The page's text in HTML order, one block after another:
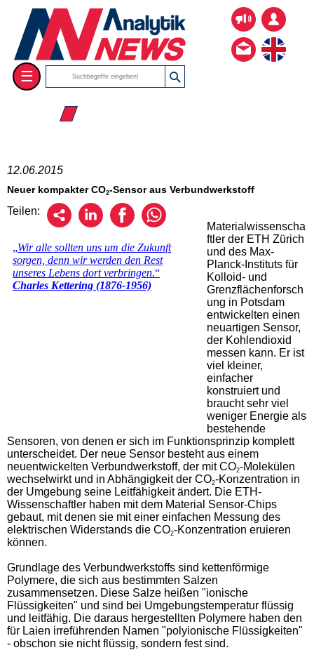
☰
☰ 2015
12.06.2015
Neuer kompakter CO2-Sensor aus Verbundwerkstoff
Teilen:
Materialwissenscha
ftler der ETH Zürich
und des Max-
Planck-Instituts für
Kolloid- und
Grenzflächenforsch
ung in Potsdam
entwickelten einen
neuartigen Sensor,
der Kohlendioxid
messen kann. Er ist
viel kleiner,
einfacher
konstruiert und
braucht sehr viel
weniger Energie als
bestehende
Sensoren, von denen er sich im Funktionsprinzip komplett
unterscheidet. Der neue Sensor besteht aus einem
neuentwickelten Verbundwerkstoff, der mit CO2-Molekülen
wechselwirkt und in Abhängigkeit der CO2-Konzentration in
der Umgebung seine Leitfähigkeit ändert. Die ETH-
Wissenschaftler haben mit dem Material Sensor-Chips
gebaut, mit denen sie mit einer einfachen Messung des
elektrischen Widerstands die CO2-Konzentration eruieren
können.
Grundlage des Verbundwerkstoffs sind kettenförmige
Polymere, die sich aus bestimmten Salzen
zusammensetzen. Diese Salze heißen "ionische
Flüssigkeiten" und sind bei Umgebungstemperatur flüssig
und leitfähig. Die daraus hergestellten Polymere haben den
für Laien irreführenden Namen "polyionische Flüssigkeiten"
- obschon sie nicht flüssig, sondern fest sind.